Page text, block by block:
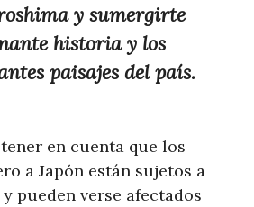
y sumergirte
historia y los
paisajes del país.
en cuenta que los
a Japón están sujetos a
pueden verse afectados